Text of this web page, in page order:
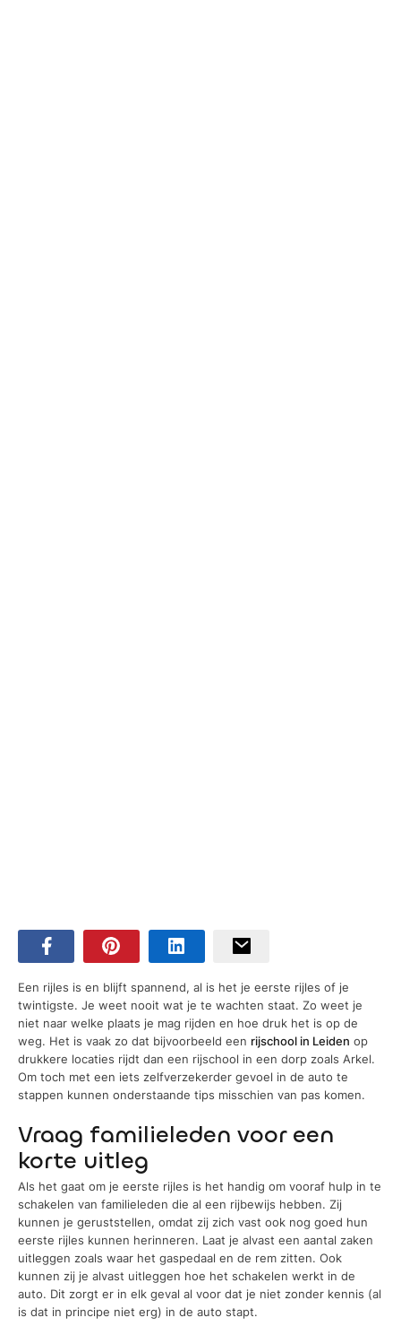
Een rijles is en blijft spannend, al is het je eerste rijles of je
twintigste. Je weet nooit wat je te wachten staat. Zo weet je
niet naar welke plaats je mag rijden en hoe druk het is op de
weg. Het is vaak zo dat bijvoorbeeld een rijschool in Leiden op
drukkere locaties rijdt dan een rijschool in een dorp zoals Arkel.
Om toch met een iets zelfverzekerder gevoel in de auto te
stappen kunnen onderstaande tips misschien van pas komen.
Vraag familieleden voor een
korte uitleg
Als het gaat om je eerste rijles is het handig om vooraf hulp in te
schakelen van familieleden die al een rijbewijs hebben. Zij
kunnen je geruststellen, omdat zij zich vast ook nog goed hun
eerste rijles kunnen herinneren. Laat je alvast een aantal zaken
uitleggen zoals waar het gaspedaal en de rem zitten. Ook
kunnen zij je alvast uitleggen hoe het schakelen werkt in de
auto. Dit zorgt er in elk geval al voor dat je niet zonder kennis (al
is dat in principe niet erg) in de auto stapt.